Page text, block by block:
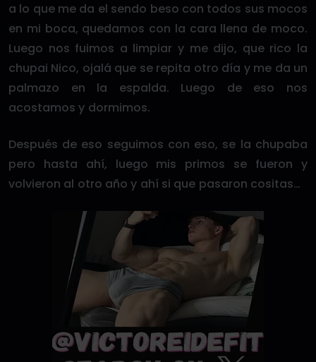
a lo que me da el sendo beso con todos sus mocos
en mi boca, quedamos con la cara llena de moco.
Luego nos fuimos a limpiar y me dijo, que rico la
chupai Nico, ojalá que se repita otro día y me da un
palmazo en la espalda. Luego de eso nos
acostamos y dormimos.
Después de eso seguimos con eso, se la chupaba
pero hasta ahí, luego mis primos se fueron y
volvieron al otro año y ahí si que pasaron cositas…